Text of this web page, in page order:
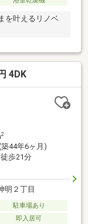
を叶えるリノベ
4DK
2
44年6ヶ月)
歩21分
明２丁目
駐車場あり
即入居可